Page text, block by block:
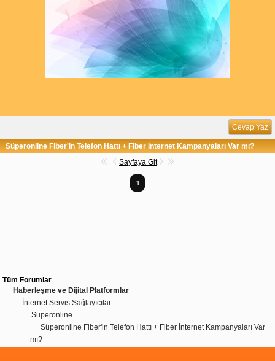
Cevap Yaz
Süperonline Fiber'in Telefon Hattı + Fiber İnternet Kampanyaları Var mı?
Sayfaya Git
1
Tüm Forumlar
Haberleşme ve Dijital Platformlar
İnternet Servis Sağlayıcılar
Superonline
Süperonline Fiber'in Telefon Hattı + Fiber İnternet Kampanyaları Var
mı?